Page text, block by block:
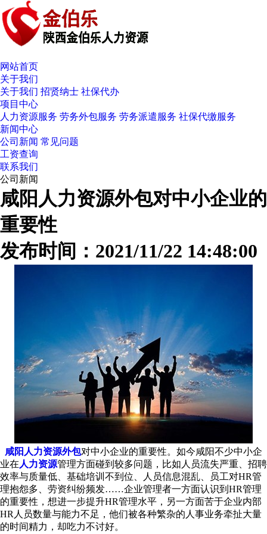
网站首页
关于我们
关于我们 招贤纳士 社保代办
项目中心
人力资源服务 劳务外包服务 劳务派遣服务 社保代缴服务
新闻中心
公司新闻 常见问题
工资查询
联系我们
公司新闻
咸阳人力资源外包对中小企业的
重要性
发布时间：2021/11/22 14:48:00
咸阳人力资源外包对中小企业的重要性。如今咸阳不少中小企
业在 人力资源管理方面碰到较多问题，比如人员流失严重、招聘
效率与质量低、基础培训不到位、人员信息混乱、员工对HR管
理抱怨多、劳资纠纷频发……企业管理者一方面认识到HR管理
的重要性，想进一步提升HR管理水平，另一方面苦于企业内部
HR人员数量与能力不足，他们被各种繁杂的人事业务牵扯大量
的时间精力，却吃力不讨好。